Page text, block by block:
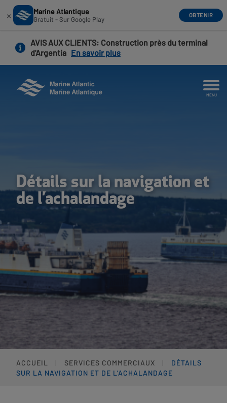
contenu
principal
× Marine Atlantique
Gratuit - Sur Google Play OBTENIR
AVIS AUX CLIENTS: Construction près du terminal
d'Argentia En savoir plus
MENU
Détails sur la navigation et
de l’achalandage
ACCUEIL SERVICES COMMERCIAUX
DÉTAILS
SUR LA NAVIGATION ET DE L’ACHALANDAGE